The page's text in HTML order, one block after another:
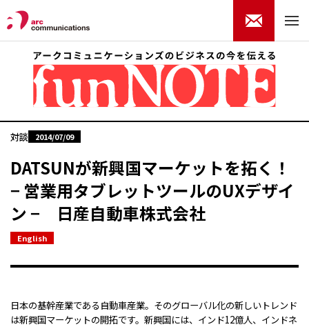
対談 2014/07/09
DATSUNが新興国マーケットを拓く！
− 営業用タブレットツールのUXデザイ
ン − 日産自動車株式会社
English
日本の基幹産業である自動車産業。そのグローバル化の新しいトレンド
は新興国マーケットの開拓です。新興国には、インド12億人、インドネ